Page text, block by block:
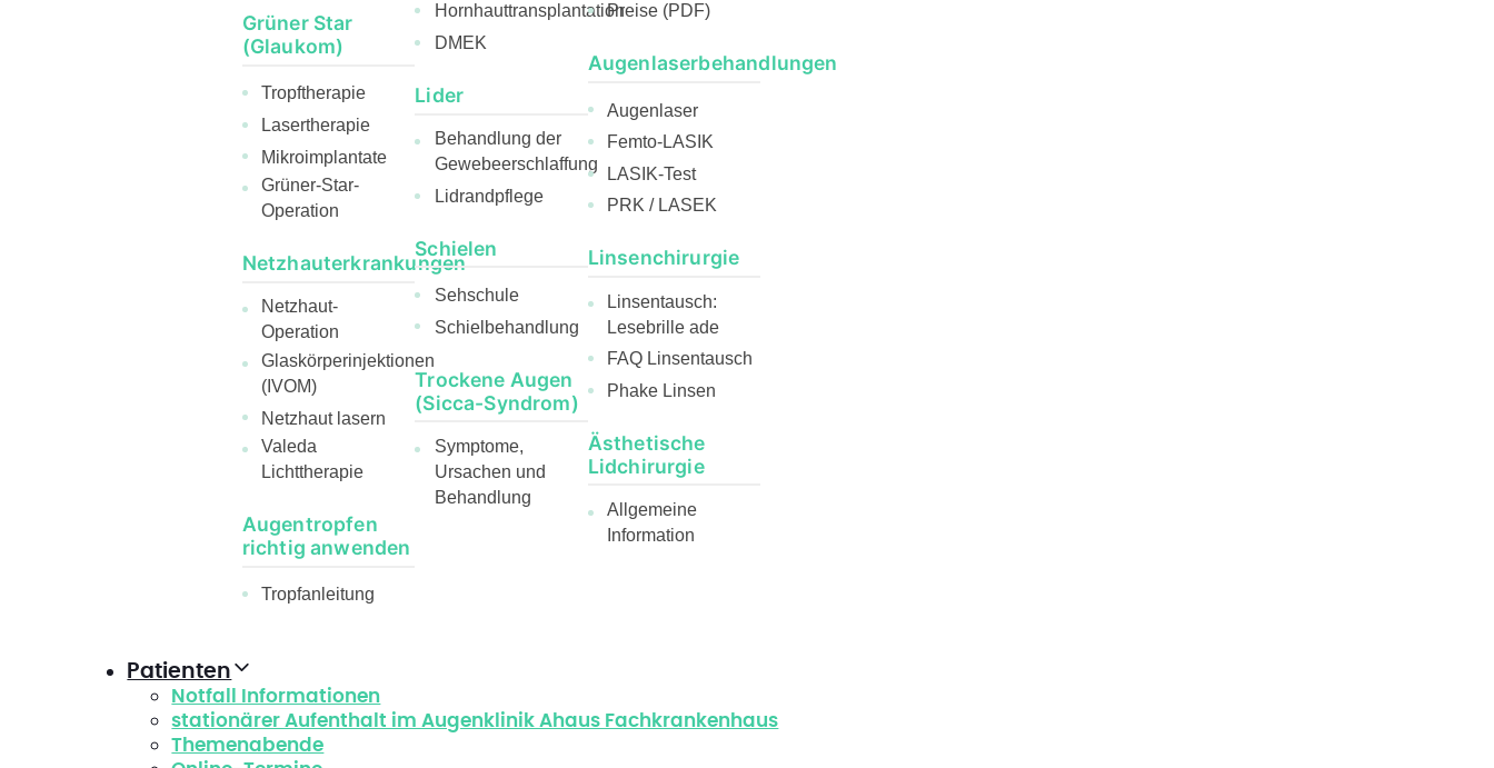
Grüner Star
(Glaukom)
Tropftherapie
Lasertherapie
Mikroimplantate
Grüner-Star-
Operation
Netzhauterkrankungen
Netzhaut-
Operation
Glaskörperinjektionen
(IVOM)
Netzhaut lasern
Valeda
Lichttherapie
Augentropfen
richtig anwenden
Tropfanleitung
Hornhauttransplantation
DMEK
Lider
Behandlung der
Gewebeerschlaffung
Lidrandpflege
Schielen
Sehschule
Schielbehandlung
Trockene Augen
(Sicca-Syndrom)
Symptome,
Ursachen und
Behandlung
Preise (PDF)
Augenlaserbehandlungen
Augenlaser
Femto-LASIK
LASIK-Test
PRK / LASEK
Linsenchirurgie
Linsentausch:
Lesebrille ade
FAQ Linsentausch
Phake Linsen
Ästhetische
Lidchirurgie
Allgemeine
Information
Patienten
Notfall Informationen
stationärer Aufenthalt im Augenklinik Ahaus Fachkrankenhaus
Themenabende